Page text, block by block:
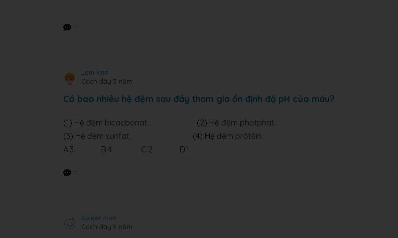
1
Lam Van
Cách đây 5 năm
Có bao nhiêu hệ đệm sau đây tham gia ổn định độ pH của máu?
(1) Hệ đệm bicacbonat. (2) Hệ đệm photphat.
(3) Hệ đệm sunfat. (4) Hệ đệm prôtêin.
A.3. B.4. C.2. D.1.
1
Spider man
Cách đây 5 năm